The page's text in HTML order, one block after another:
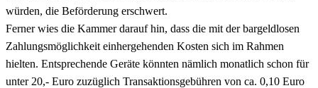
würden, die Beförderung erschwert.
Ferner wies die Kammer darauf hin, dass die mit der bargeldlosen
Zahlungsmöglichkeit einhergehenden Kosten sich im Rahmen
hielten. Entsprechende Geräte könnten nämlich monatlich schon für
unter 20,- Euro zuzüglich Transaktionsgebühren von ca. 0,10 Euro